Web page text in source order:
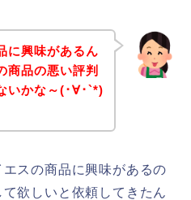
に興味があるん
商品の悪い評判
いかな～(･∀･`*)
スの商品に興味があるの
欲しいと依頼してきたん